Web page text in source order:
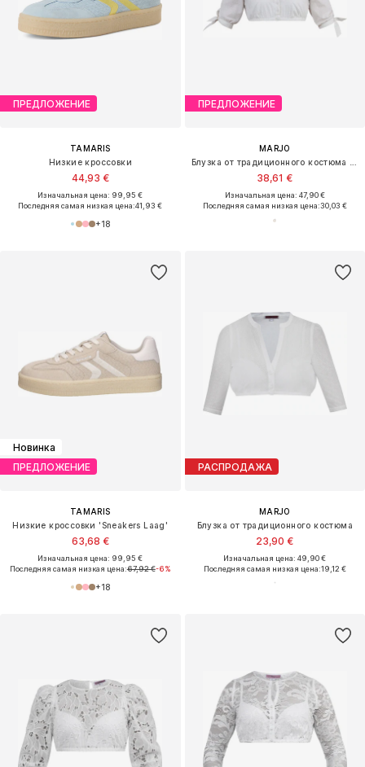
ПРЕДЛОЖЕНИЕ
TAMARIS
Низкие кроссовки
44,93 €
Изначальная цена: 99,95 €
Последняя самая низкая цена:41,93 €
+18
ПРЕДЛОЖЕНИЕ
MARJO
38,61 €
Изначальная цена: 47,90 €
Последняя самая низкая цена:30,03 €
Новинка
ПРЕДЛОЖЕНИЕ
TAMARIS
Низкие кроссовки 'Sneakers Laag'
63,68 €
Изначальная цена: 99,95 €
Последняя самая низкая цена:67,92 €-6%
+18
РАСПРОДАЖА
MARJO
Блузка от традиционного костюма
23,90 €
Изначальная цена: 49,90 €
Последняя самая низкая цена:19,12 €